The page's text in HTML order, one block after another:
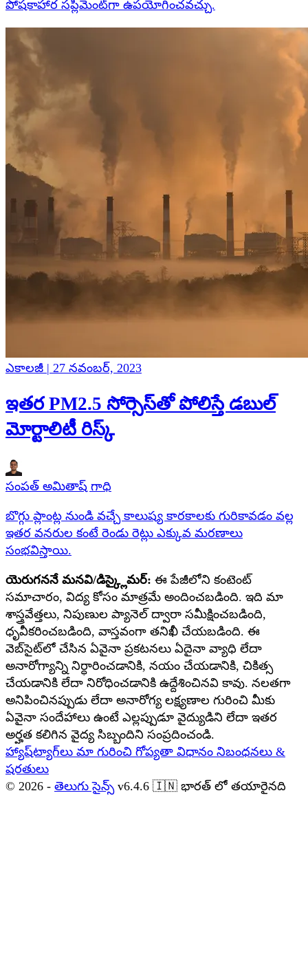
పోషకాహార సప్లిమెంట్‌గా ఉపయోగించవచ్చు.
ఎకాలజీ | 27 నవంబర్, 2023
ఇతర PM2.5 సోర్సెస్‌తో పోలిస్తే డబుల్
మోర్టాలిటీ రిస్క్
సంపత్ అమితాష్ గాధి
బొగ్గు ప్లాంట్ల నుండి వచ్చే కాలుష్య కారకాలకు గురికావడం వల్ల
ఇతర వనరుల కంటే రెండు రెట్లు ఎక్కువ మరణాలు
సంభవిస్తాయి.
యెరుగననే మనవి/డిస్క్లైమర్: ఈ పేజీలోని కంటెంట్
సమాచారం, విద్య కోసం మాత్రమే అందించబడింది. ఇది మా
శాస్త్రవేత్తలు, నిపుణుల ప్యానెల్ ద్వారా సమీక్షించబడింది,
ధృవీకరించబడింది, వాస్తవంగా తనిఖీ చేయబడింది. ఈ
వెబ్‌సైట్‌లో చేసిన ఏవైనా ప్రకటనలు ఏదైనా వ్యాధి లేదా
అనారోగ్యాన్ని నిర్ధారించడానికి, నయం చేయడానికి, చికిత్స
చేయడానికి లేదా నిరోధించడానికి ఉద్దేశించినవి కావు. నలతగా
అనిపించినప్పుడు లేదా అనారోగ్య లక్ష్యణాల గురించి మీకు
ఏవైనా సందేహాలు ఉంటే ఎల్లప్పుడూ వైద్యుడిని లేదా ఇతర
అర్హత కలిగిన వైద్య సిబ్బందిని సంప్రదించండి.
హ్యాష్‌ట్యాగ్‌లు మా గురించి గోప్యతా విధానం నిబంధనలు &
షరతులు
© 2026 - తెలుగు సైన్స్ v6.4.6 🇮🇳 భారత్ లో తయారైనది